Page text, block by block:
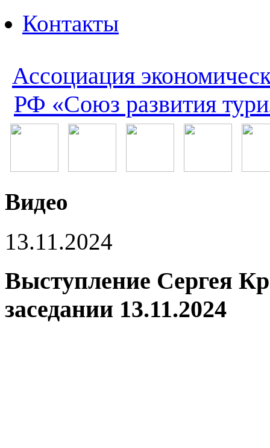
Контакты
Ассоциация
РФ «Союз развития
Видео
13.11.2024
Выступление Сергея
заседании 13.11.2024